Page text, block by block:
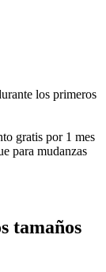
los primeros
gratis por 1 mes
para mudanzas
tamaños